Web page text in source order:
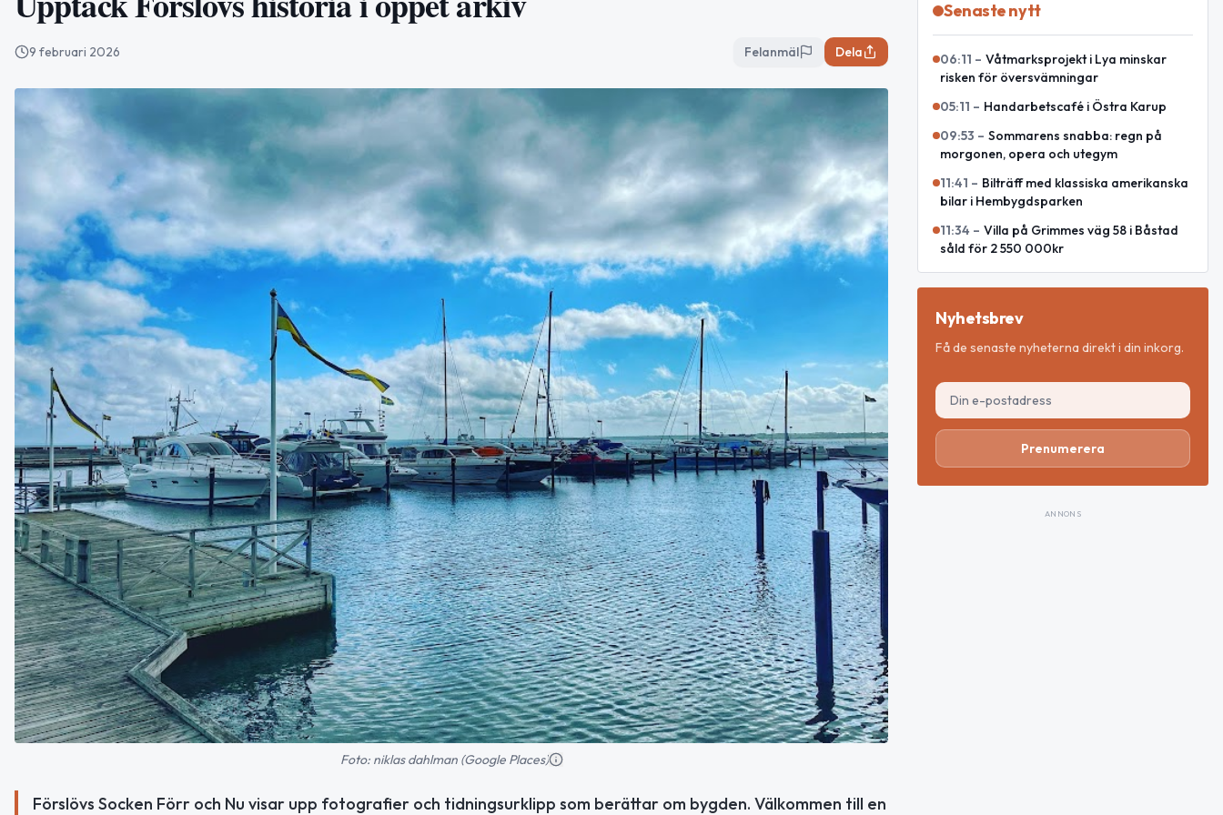
9 februari 2026 Felanmäl Dela
Foto: niklas dahlman (Google Places)
Förslövs Socken Förr och Nu visar upp fotografier och tidningsurklipp som berättar om bygden. Välkommen till en
Senaste nytt
06:11 – Våtmarksprojekt i Lya minskar
risken för översvämningar
05:11 – Handarbetscafé i Östra Karup
09:53 – Sommarens snabba: regn på
morgonen, opera och utegym
11:41 – Bilträff med klassiska amerikanska
bilar i Hembygdsparken
11:34 – Villa på Grimmes väg 58 i Båstad
såld för 2 550 000kr
Nyhetsbrev
Få de senaste nyheterna direkt i din inkorg.
Prenumerera
ANNONS